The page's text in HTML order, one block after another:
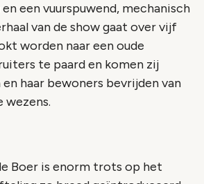
een vuurspuwend, mechanisch
van de show gaat over vijf
worden naar een oude
te paard en komen zij
haar bewoners bevrijden van
wezens.
Boer is enorm trots op het